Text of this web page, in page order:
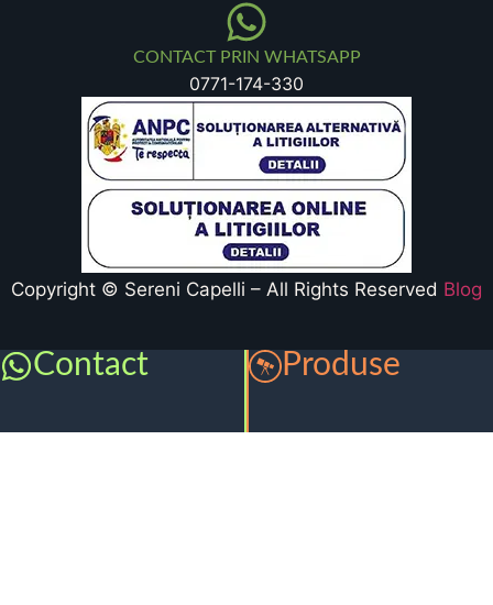
CONTACT PRIN WHATSAPP
0771-174-330
Copyright © Sereni Capelli – All Rights Reserved Blog
Contact Produse